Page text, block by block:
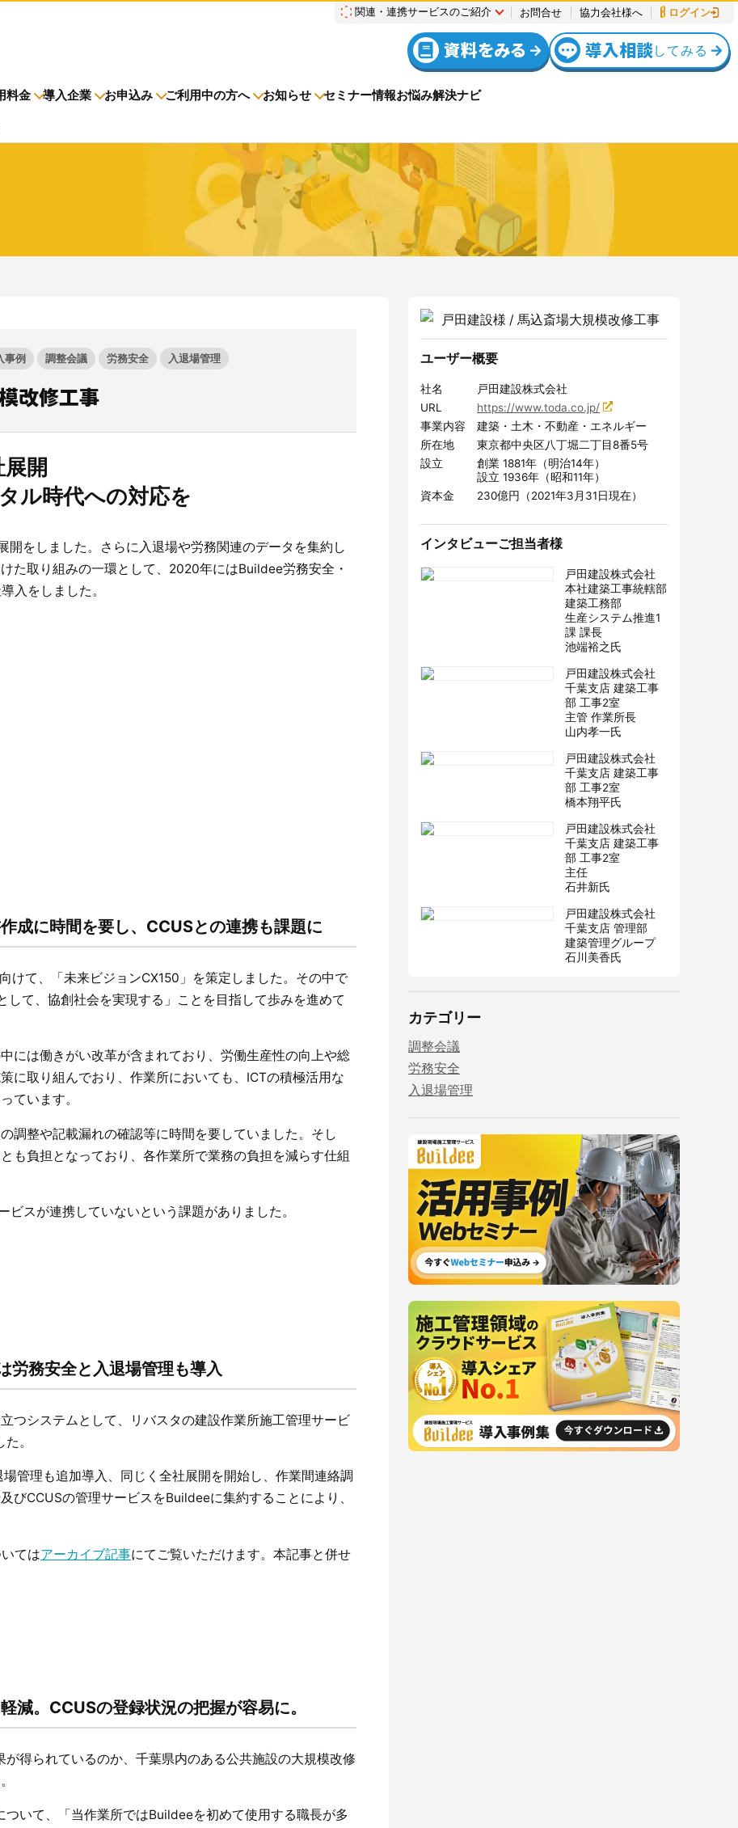
関連・連携サービスのご紹介 お問合せ 協力会社様へ ログイン
資料をみる 導入相談してみる
労務安全 入退場管理
料金
労務安全 入退場管理
導入企業
導入事例
お申込み
協力会社
ご利用中の方へ
初期設定方法 動作環境
ご請求について
お知らせ
サービス 機能リリース
障害情報
セミナー情報お悩み解決ナビ
建設現場をICTでスマートに 入退場も、調整会議も、もっとラクに
サービスサイトを見る
現場に伝える。伝わる。
サービスサイトを見る
建設現場の”ありがとう”をカタチに。
元請会社の裁量で独自のポイントプログラムを簡便に
構築できるサービスです。
事例 調整会議 労務安全 入退場管理
改修工事
開
ル時代への対応を
開をしました。さらに入退場や労務関連のデータを集約し
た取り組みの一環として、2020年にはBuildee労務安全・
入をしました。
成に時間を要し、CCUSとの連携も課題に
けて、「未来ビジョンCX150」を策定しました。その中で
して、協創社会を実現する」ことを目指して歩みを進めて
には働きがい改革が含まれており、労働生産性の向上や総
に取り組んでおり、作業所においても、ICTの積極活用な
ています。
調整や記載漏れの確認等に時間を要していました。そし
も負担となっており、各作業所で業務の負担を減らす仕組
スが連携していないという課題がありました。
務安全と入退場管理も導入
つシステムとして、リバスタの建設作業所施工管理サービ
。
管理も追加導入、同じく全社展開を開始し、作業間連絡調
びCCUSの管理サービスをBuildeeに集約することにより、
てはアーカイブ記事にてご覧いただけます。本記事と併せ
減。CCUSの登録状況の把握が容易に。
得られているのか、千葉県内のある公共施設の大規模改修
いて、「当作業所ではBuildeeを初めて使用する職長が多
ユーザー概要
社名
戸田建設株式会社
URL
https://www.toda.co.jp/
事業内容
建築・土木・不動産・エネルギー
所在地
東京都中央区八丁堀二丁目8番5号
設立
創業 1881年（明治14年）
設立 1936年（昭和11年）
資本金
230億円（2021年3月31日現在）
インタビューご担当者様
戸田建設株式会社
本社建築工事統轄部
建築工務部
生産システム推進1
課 課長
池端裕之氏
戸田建設株式会社
千葉支店 建築工事
部 工事2室
主管 作業所長
山内孝一氏
戸田建設株式会社
千葉支店 建築工事
部 工事2室
橋本翔平氏
戸田建設株式会社
千葉支店 建築工事
部 工事2室
主任
石井新氏
戸田建設株式会社
千葉支店 管理部
建築管理グループ
石川美香氏
カテゴリー
調整会議
労務安全
入退場管理